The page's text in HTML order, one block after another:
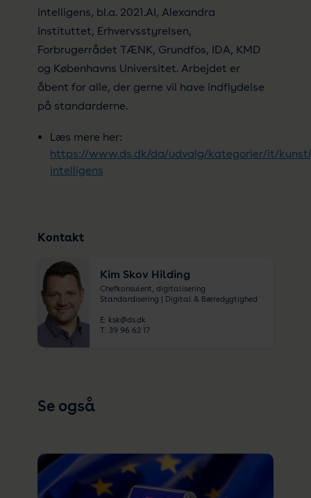
intelligens, bl.a. 2021.AI, Alexandra
Instituttet, Erhvervsstyrelsen,
Forbrugerrådet TÆNK, Grundfos, IDA, KMD
og Københavns Universitet. Arbejdet er
åbent for alle, der gerne vil have indflydelse
på standarderne.
Læs mere her:
https://www.ds.dk/da/udvalg/kategorier/it/
intelligens
Kontakt
Kim Skov Hilding
Chefkonsulent, digitalisering
Standardisering | Digital & Bæredygtighed
E: ksk@ds.dk
T: 39 96 62 17
Se også